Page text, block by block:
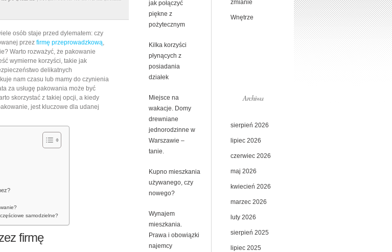
dopłacić
pakowanie
przeprowadzkową
osób staje przed dylematem: czy
przez firmę przeprowadzkową,
Warto rozważyć, że pakowanie
wymierne korzyści, takie jak
delikatnych
nam czasu lub mamy do czynienia
za usługę pakowania może być
skorzystać z takiej opcji, a kiedy
jest kluczowe dla udanej
samodzielne?
firmę
jak połączyć
piękne z
pożytecznym
Kilka korzyści
płynących z
posiadania
działek
Miejsce na
wakacje. Domy
drewniane
jednorodzinne w
Warszawie –
tanie.
Kupno mieszkania
używanego, czy
nowego?
Wynajem
mieszkania.
Prawa i obowiązki
najemcy
zmianie
Wnętrze
Archiwa
sierpień 2026
lipiec 2026
czerwiec 2026
maj 2026
kwiecień 2026
marzec 2026
luty 2026
sierpień 2025
lipiec 2025